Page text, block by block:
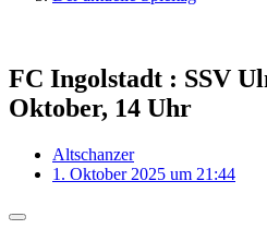
FC Ingolstadt : SSV
Oktober, 14 Uhr
Altschanzer
1. Oktober 2025 um 21:44